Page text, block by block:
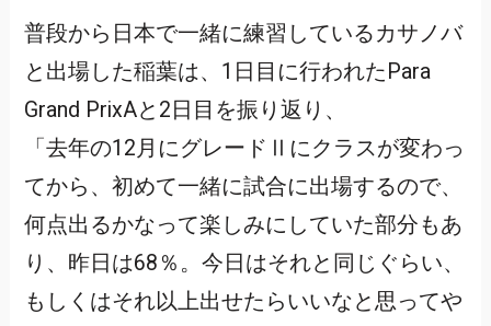
普段から日本で一緒に練習しているカサノバ
と出場した稲葉は、1日目に行われたPara
Grand PrixAと2日目を振り返り、
「去年の12月にグレードⅡにクラスが変わっ
てから、初めて一緒に試合に出場するので、
何点出るかなって楽しみにしていた部分もあ
り、昨日は68％。今日はそれと同じぐらい、
もしくはそれ以上出せたらいいなと思ってや